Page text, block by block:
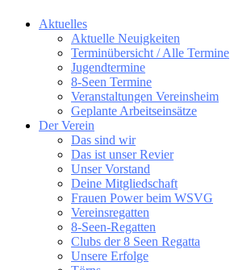
Aktuelles
Aktuelle Neuigkeiten
Terminübersicht / Alle Termine
Jugendtermine
8-Seen Termine
Veranstaltungen Vereinsheim
Geplante Arbeitseinsätze
Der Verein
Das sind wir
Das ist unser Revier
Unser Vorstand
Deine Mitgliedschaft
Frauen Power beim WSVG
Vereinsregatten
8-Seen-Regatten
Clubs der 8 Seen Regatta
Unsere Erfolge